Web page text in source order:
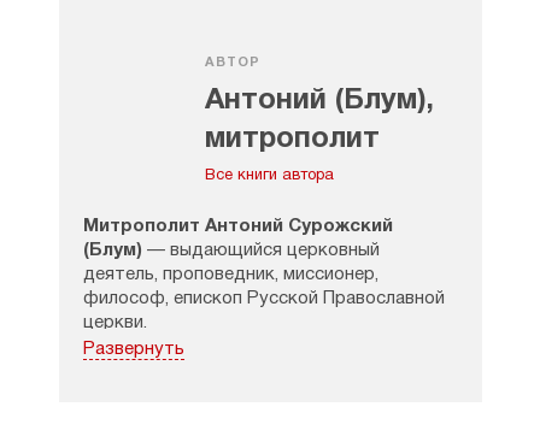
АВТОР
Антоний (Блум),
митрополит
Сурожский
Все книги автора
Митрополит Антоний Сурожский
(Блум) — выдающийся церковный
деятель, проповедник, миссионер,
философ, епископ Русской Православной
церкви.
Родился Владыка в 1914 г. в семье
Развернуть